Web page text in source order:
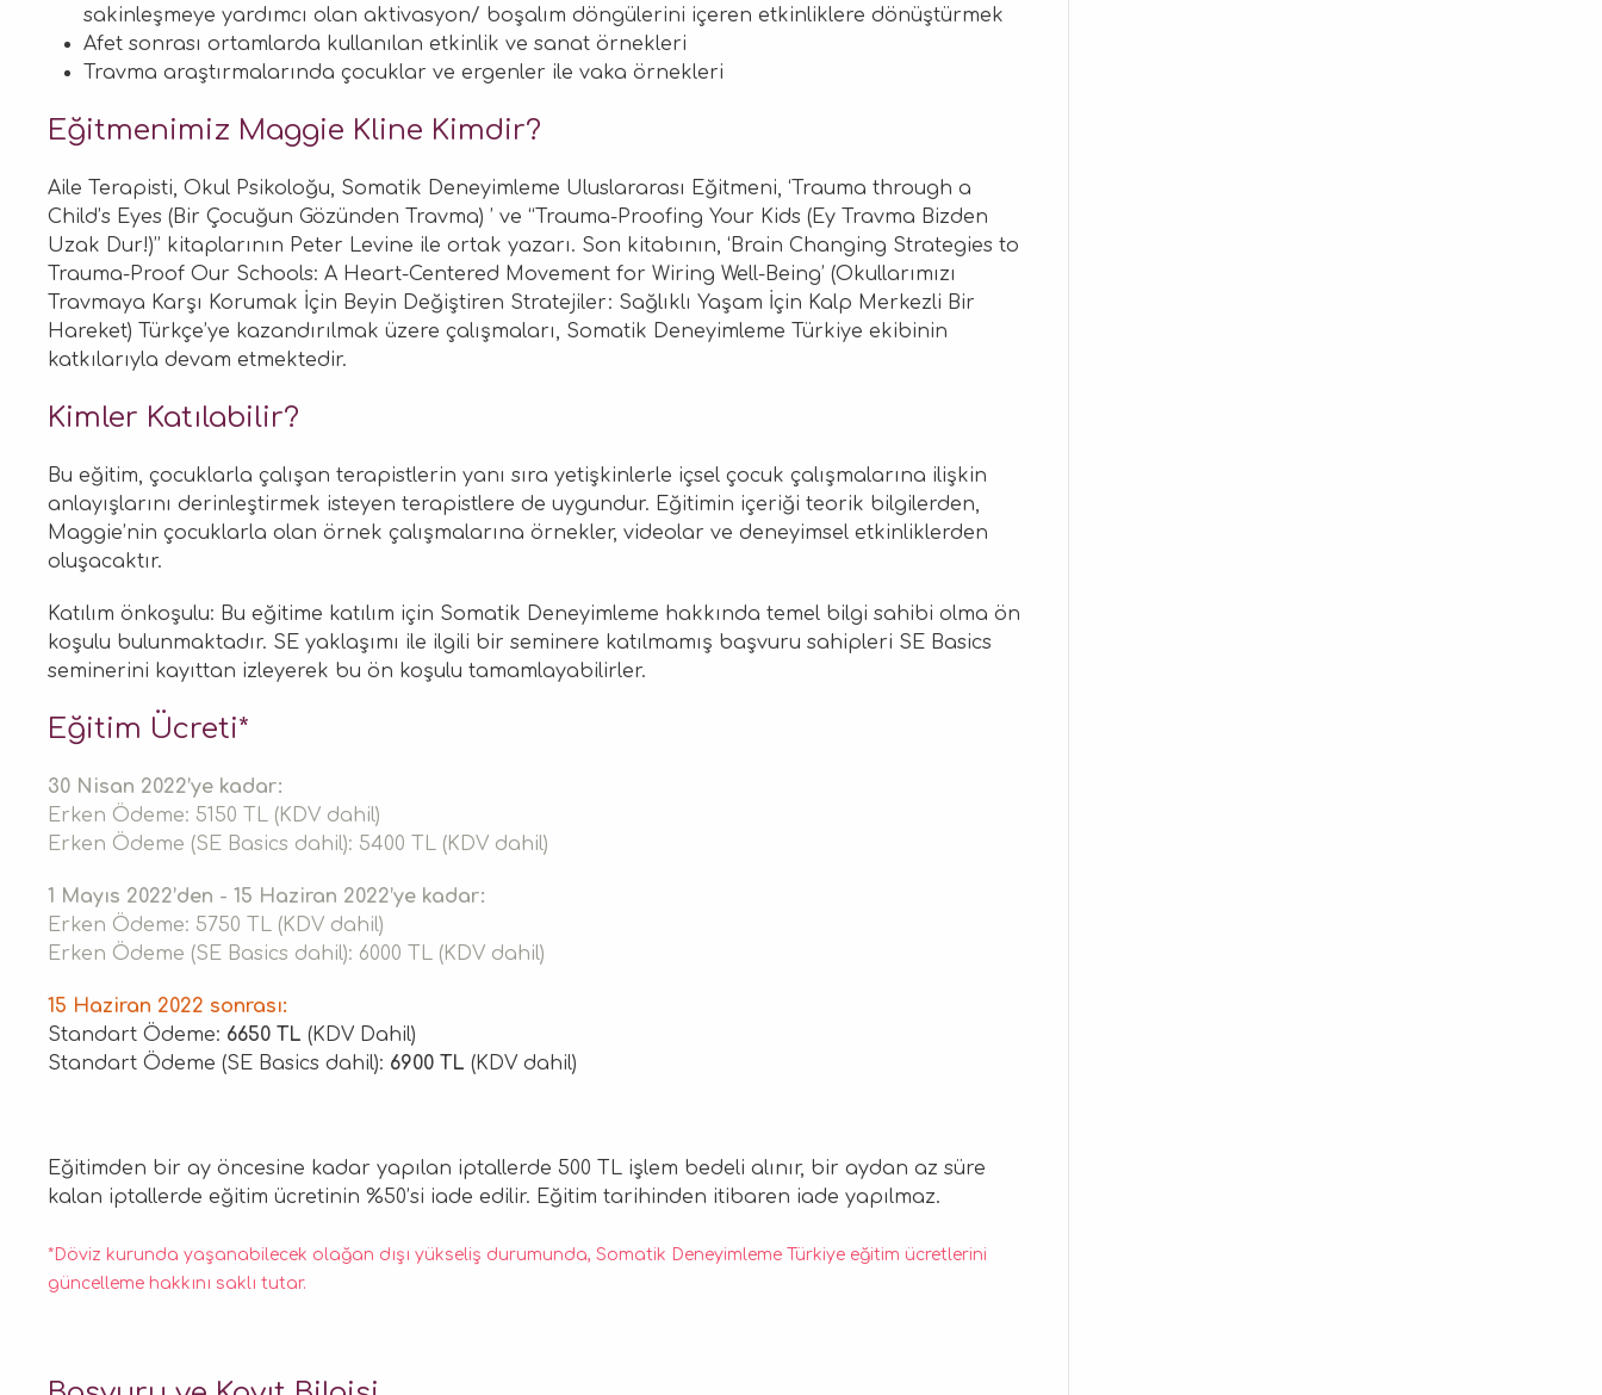
sakinleşmeye yardımcı olan aktivasyon/ boşalım döngülerini içeren etkinliklere dönüştürmek
Afet sonrası ortamlarda kullanılan etkinlik ve sanat örnekleri
Travma araştırmalarında çocuklar ve ergenler ile vaka örnekleri
Eğitmenimiz Maggie Kline Kimdir?
Aile Terapisti, Okul Psikoloğu, Somatik Deneyimleme Uluslararası Eğitmeni, ‘Trauma through a
Child’s Eyes (Bir Çocuğun Gözünden Travma) ’ ve ‘‘Trauma-Proofing Your Kids (Ey Travma Bizden
Uzak Dur!)’’ kitaplarının Peter Levine ile ortak yazarı. Son kitabının, ‘Brain Changing Strategies to
Trauma-Proof Our Schools: A Heart-Centered Movement for Wiring Well-Being’ (Okullarımızı
Travmaya Karşı Korumak İçin Beyin Değiştiren Stratejiler: Sağlıklı Yaşam İçin Kalp Merkezli Bir
Hareket) Türkçe’ye kazandırılmak üzere çalışmaları, Somatik Deneyimleme Türkiye ekibinin
katkılarıyla devam etmektedir.
Kimler Katılabilir?
Bu eğitim, çocuklarla çalışan terapistlerin yanı sıra yetişkinlerle içsel çocuk çalışmalarına ilişkin
anlayışlarını derinleştirmek isteyen terapistlere de uygundur. Eğitimin içeriği teorik bilgilerden,
Maggie’nin çocuklarla olan örnek çalışmalarına örnekler, videolar ve deneyimsel etkinliklerden
oluşacaktır.
Katılım önkoşulu: Bu eğitime katılım için Somatik Deneyimleme hakkında temel bilgi sahibi olma ön
koşulu bulunmaktadır. SE yaklaşımı ile ilgili bir seminere katılmamış başvuru sahipleri SE Basics
seminerini kayıttan izleyerek bu ön koşulu tamamlayabilirler.
Eğitim Ücreti*
30 Nisan 2022’ye kadar:
Erken Ödeme: 5150 TL (KDV dahil)
Erken Ödeme (SE Basics dahil): 5400 TL (KDV dahil)
1 Mayıs 2022’den - 15 Haziran 2022’ye kadar:
Erken Ödeme: 5750 TL (KDV dahil)
Erken Ödeme (SE Basics dahil): 6000 TL (KDV dahil)
15 Haziran 2022 sonrası:
Standart Ödeme: 6650 TL (KDV Dahil)
Standart Ödeme (SE Basics dahil): 6900 TL (KDV dahil)
Eğitimden bir ay öncesine kadar yapılan iptallerde 500 TL işlem bedeli alınır, bir aydan az süre
kalan iptallerde eğitim ücretinin %50’si iade edilir. Eğitim tarihinden itibaren iade yapılmaz.
*Döviz kurunda yaşanabilecek olağan dışı yükseliş durumunda, Somatik Deneyimleme Türkiye eğitim ücretlerini
güncelleme hakkını saklı tutar.